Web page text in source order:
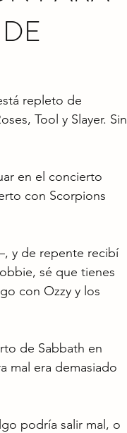
repleto de
Tool y Slayer. Sin
en el concierto
con Scorpions
y de repente recibí
sé que tienes
con Ozzy y los
de Sabbath en
mal era demasiado
podría salir mal, o